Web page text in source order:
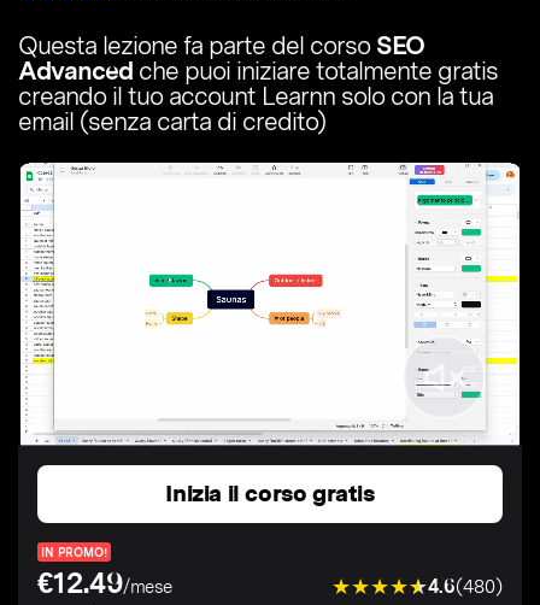
Questa lezione fa parte del corso SEO
Advanced che puoi iniziare totalmente gratis
creando il tuo account Learnn solo con la tua
email (senza carta di credito)
Inizia il corso gratis
IN PROMO!
€12.49/mese
4.6(480)